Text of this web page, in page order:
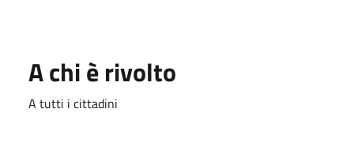
A chi è rivolto
A tutti i cittadini